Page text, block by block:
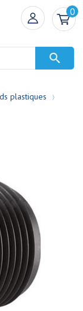
0

plastiques